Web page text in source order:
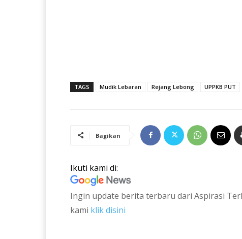
TAGS Mudik Lebaran Rejang Lebong UPPKB PUT
Bagikan
Ikuti kami di:
Ingin update berita terbaru dari Aspirasi
kami klik disini